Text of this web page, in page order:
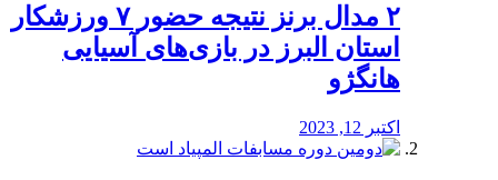
۲ مدال برنز نتیجه حضور ۷ ورزشکار
استان البرز در بازی‌های آسیایی
هانگژو
اکتبر 12, 2023